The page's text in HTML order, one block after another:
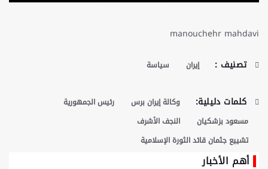
manouchehr mahdavi
تصنيف :
إيران سياسة
كلمات دليلية: وكالة إيران برس
رئيس الجمهورية
مسعود بزشكيان
النجف الأشرف
تشييع جثمان قائد الثورة الإسلامية
أهم الأخبار